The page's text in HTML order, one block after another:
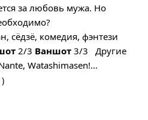
за любовь мужа. Но
комедия, фэнтези
2/3 Ваншот 3/3 Другие
Watashimasen!…
)